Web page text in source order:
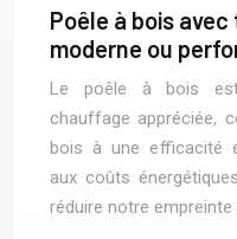
Poêle à bois
moderne ou
Le poêle à bois
chauffage appréciée,
bois à une efficacité
aux coûts
réduire notre